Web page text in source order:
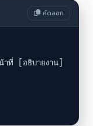
คัดลอก
ที่ [อธิบายงาน]